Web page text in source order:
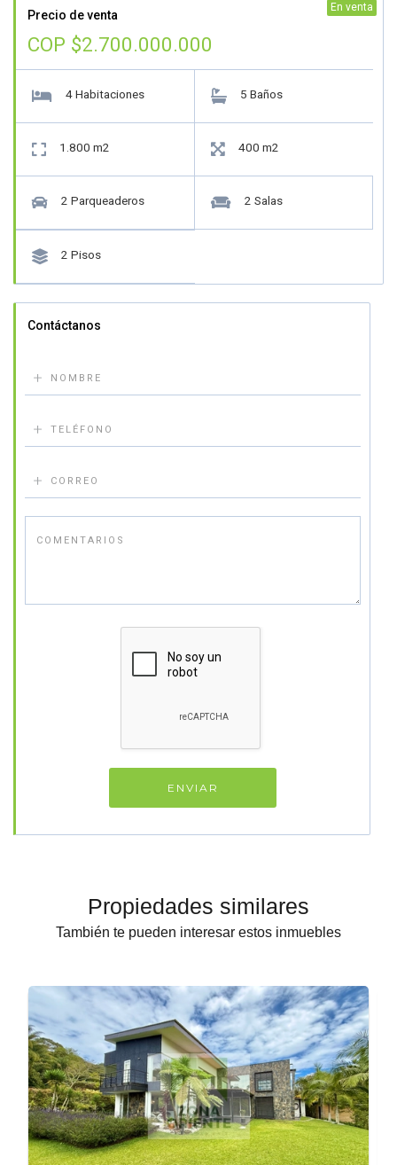
Precio de venta
COP $2.700.000.000
 4 Habitaciones  5 Baños
 1.800 m2  400 m2
 2 Parqueaderos  2 Salas
 2 Pisos
En venta
Contáctanos
Propiedades similares
También te pueden interesar estos inmuebles